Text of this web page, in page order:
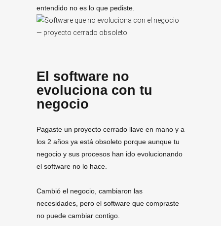
entendido no es lo que pediste.
El software no
evoluciona con tu
negocio
Pagaste un proyecto cerrado llave en mano y a
los 2 años ya está obsoleto porque aunque tu
negocio y sus procesos han ido evolucionando
el software no lo hace.
Cambió el negocio, cambiaron las
necesidades, pero el software que compraste
no puede cambiar contigo.